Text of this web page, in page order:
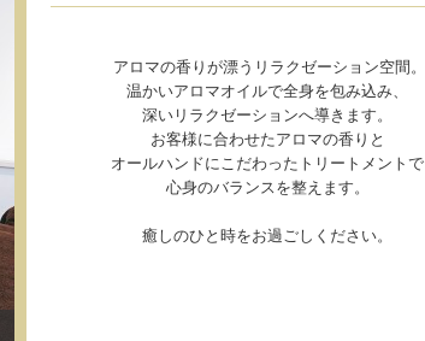
アロマの香りが漂うリラクゼーション空間。
温かいアロマオイルで全身を包み込み、
深いリラクゼーションへ導きます。
お客様に合わせたアロマの香りと
オールハンドにこだわったトリートメントで
心身のバランスを整えます。
癒しのひと時をお過ごしください。